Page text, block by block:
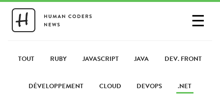
☰
PARTAGER UN LIEN
TOUT RUBY JAVASCRIPT JAVA DEV. FRONT
DÉVELOPPEMENT CLOUD DEVOPS .NET